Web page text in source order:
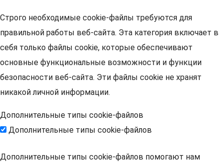
Строго необходимые cookie-файлы требуются для
правильной работы веб-сайта. Эта категория включает в
себя только файлы cookie, которые обеспечивают
основные функциональные возможности и функции
безопасности веб-сайта. Эти файлы cookie не хранят
никакой личной информации.
Дополнительные типы cookie-файлов
Дополнительные типы cookie-файлов
Дополнительные типы cookie-файлов помогают нам